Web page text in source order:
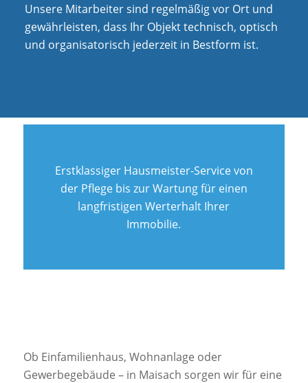
Unsere Mitarbeiter sind regelmäßig vor Ort und
gewährleisten, dass Ihr Objekt technisch, optisch
und organisatorisch jederzeit in Bestform ist.
Erstklassiger Hausmeister-Service von
der Pflege bis zur Wartung für einen
langfristigen Werterhalt Ihrer
Immobilie.
Ob Einfamilienhaus, Wohnanlage oder
Gewerbegebäude – in Maisach sorgen wir für eine